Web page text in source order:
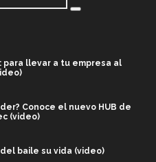
para llevar a tu empresa al
Conoce el nuevo HUB de
(video)
baile su vida (video)